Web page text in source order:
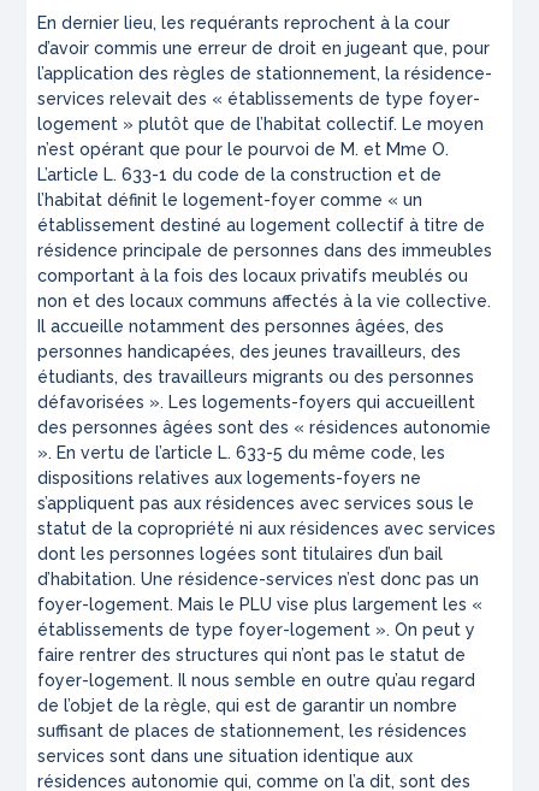
En dernier lieu, les requérants reprochent à la cour
d’avoir commis une erreur de droit en jugeant que, pour
l’application des règles de stationnement, la résidence-
services relevait des « établissements de type foyer-
logement » plutôt que de l’habitat collectif. Le moyen
n’est opérant que pour le pourvoi de M. et Mme O.
L’article L. 633-1 du code de la construction et de
l’habitat définit le logement-foyer comme « un
établissement destiné au logement collectif à titre de
résidence principale de personnes dans des immeubles
comportant à la fois des locaux privatifs meublés ou
non et des locaux communs affectés à la vie collective.
Il accueille notamment des personnes âgées, des
personnes handicapées, des jeunes travailleurs, des
étudiants, des travailleurs migrants ou des personnes
défavorisées ». Les logements-foyers qui accueillent
des personnes âgées sont des « résidences autonomie
». En vertu de l’article L. 633-5 du même code, les
dispositions relatives aux logements-foyers ne
s’appliquent pas aux résidences avec services sous le
statut de la copropriété ni aux résidences avec services
dont les personnes logées sont titulaires d’un bail
d’habitation. Une résidence-services n’est donc pas un
foyer-logement. Mais le PLU vise plus largement les «
établissements de type foyer-logement ». On peut y
faire rentrer des structures qui n’ont pas le statut de
foyer-logement. Il nous semble en outre qu’au regard
de l’objet de la règle, qui est de garantir un nombre
suffisant de places de stationnement, les résidences
services sont dans une situation identique aux
résidences autonomie qui, comme on l’a dit, sont des